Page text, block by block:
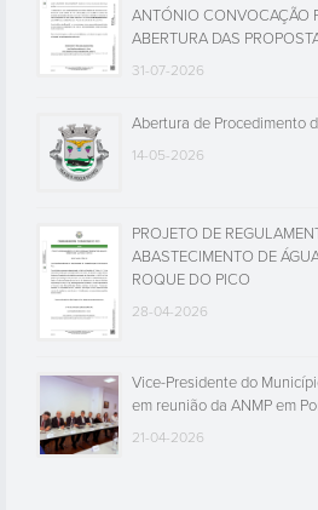
ANTÓNIO CONVOCAÇÃO
ABERTURA DAS
31-07-2026
Abertura de Procedimento
14-05-2026
PROJETO DE
ABASTECIMENTO DE
ROQUE DO PICO
28-04-2026
Vice-Presidente do
em reunião da ANMP em
21-04-2026